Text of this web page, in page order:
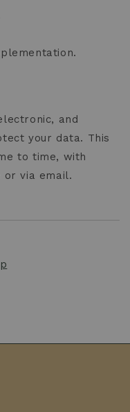
and
your data. This
to time, with
or via email.